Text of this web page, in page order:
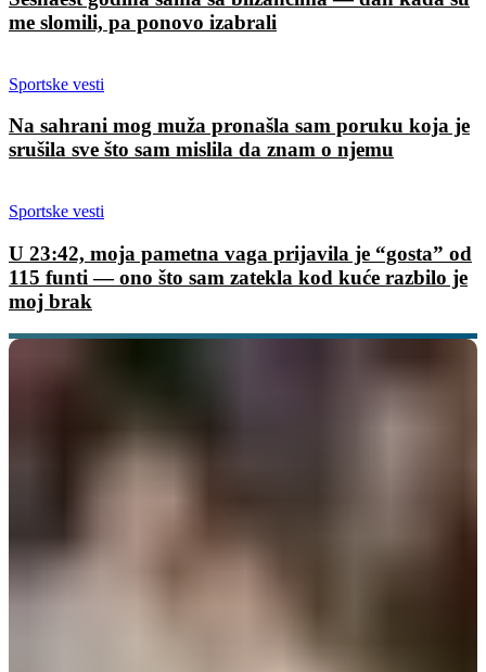
me slomili, pa ponovo izabrali
Sportske vesti
Na sahrani mog muža pronašla sam poruku koja je
srušila sve što sam mislila da znam o njemu
Sportske vesti
U 23:42, moja pametna vaga prijavila je “gosta” od
115 funti — ono što sam zatekla kod kuće razbilo je
moj brak